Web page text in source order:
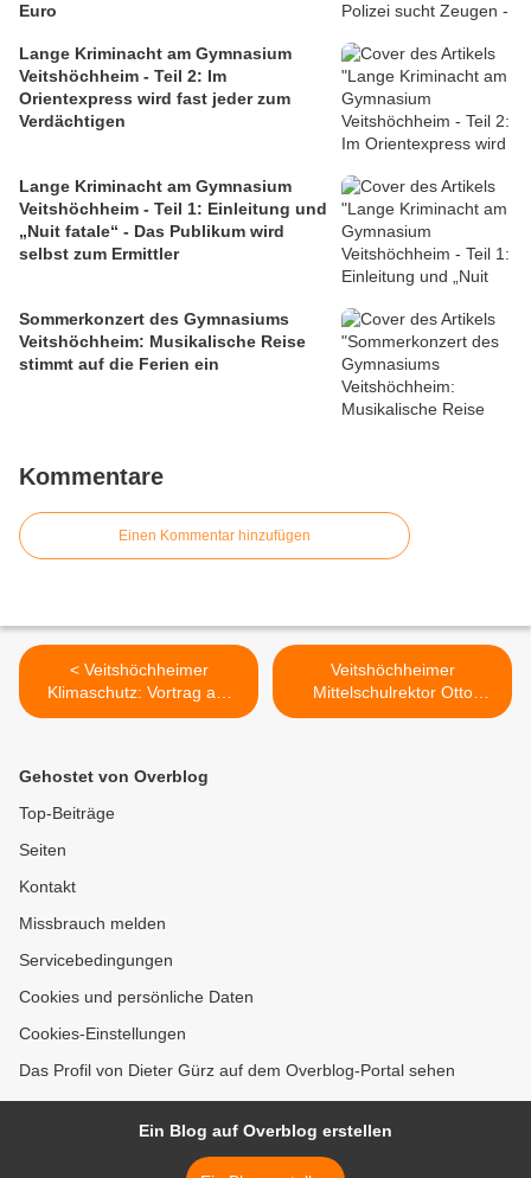
Euro
Lange Kriminacht am Gymnasium
Veitshöchheim - Teil 2: Im
Orientexpress wird fast jeder zum
Verdächtigen
Lange Kriminacht am Gymnasium
Veitshöchheim - Teil 1: Einleitung und
„Nuit fatale“ - Das Publikum wird
selbst zum Ermittler
Sommerkonzert des Gymnasiums
Veitshöchheim: Musikalische Reise
stimmt auf die Ferien ein
Kommentare
Einen Kommentar hinzufügen
< Veitshöchheimer
Klimaschutz: Vortrag am
27.1.2016 mit Tipps zur
Veitshöchheimer
Mittelschulrektor Otto
Eisner feierte heute seinen
Gehostet von Overblog
Top-Beiträge
Seiten
Kontakt
Missbrauch melden
Servicebedingungen
Cookies und persönliche Daten
Cookies-Einstellungen
Das Profil von Dieter Gürz auf dem Overblog-Portal sehen
Ein Blog auf Overblog erstellen